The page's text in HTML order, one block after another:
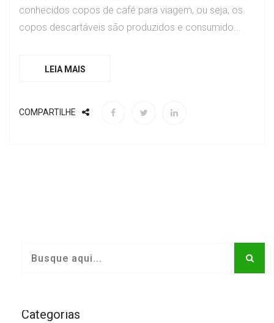
conhecidos copos de café para viagem, ou seja, os
copos descartáveis são produzidos e consumido...
LEIA MAIS
COMPARTILHE
Categorias